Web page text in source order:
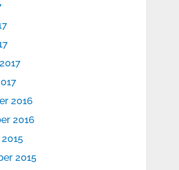
2016
2016
2015